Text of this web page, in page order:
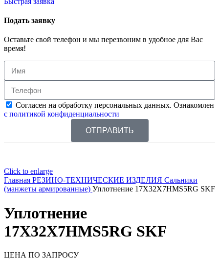
Подать заявку
Оставьте свой телефон и мы перезвоним в удобное для Вас
время!
Согласен на обработку персональных данных. Ознакомлен
с политикой конфиденциальности
ОТПРАВИТЬ
Click to enlarge
Главная РЕЗИНО-ТЕХНИЧЕСКИЕ ИЗДЕЛИЯ Сальники
(манжеты армированные) Уплотнение 17X32X7HMS5RG SKF
Уплотнение
17X32X7HMS5RG SKF
ЦЕНА ПО ЗАПРОСУ